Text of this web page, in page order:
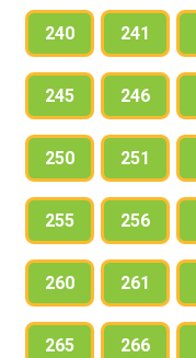
240 241
245 246
250 251
255 256
260 261
265 266